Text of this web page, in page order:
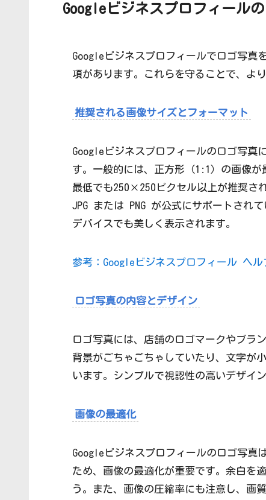
Googleビジネスプロフィール
Googleビジネスプロフィールでロゴ写真
項があります。これらを守ることで、よ
推奨される画像サイズとフォーマット
Googleビジネスプロフィールのロゴ写真
す。一般的には、正方形（1:1）の画像
最低でも250×250ピクセル以上が推奨さ
JPG または PNG が公式にサポートされ
デバイスでも美しく表示されます。
参考：Googleビジネスプロフィール ヘ
ロゴ写真の内容とデザイン
ロゴ写真には、店舗のロゴマークやブラ
背景がごちゃごちゃしていたり、文字が
います。シンプルで視認性の高いデザイ
画像の最適化
Googleビジネスプロフィールのロゴ写真
ため、画像の最適化が重要です。余白を
う。また、画像の圧縮率にも注意し、画